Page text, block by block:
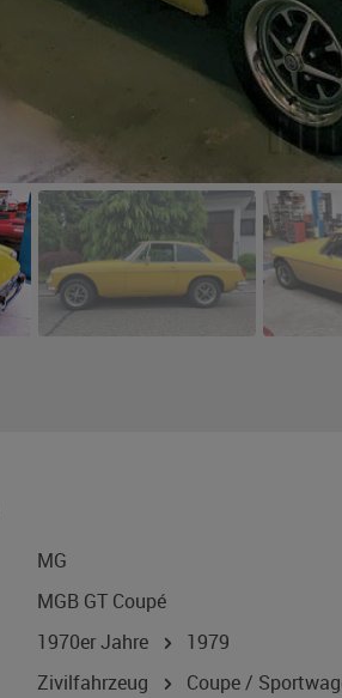
MG
MGB GT Coupé
1970er Jahre
1979
Zivilfahrzeug
Coupe /